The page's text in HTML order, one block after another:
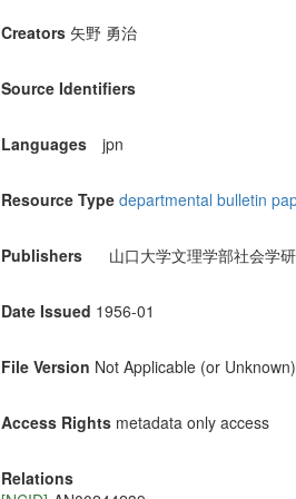
Creators 矢野 勇治
Source Identifiers
Languages jpn
Resource Type departmental bulletin
Publishers 山口大学文理学部社会学
Date Issued 1956-01
File Version Not Applicable (or Unknown)
Access Rights metadata only access
Relations